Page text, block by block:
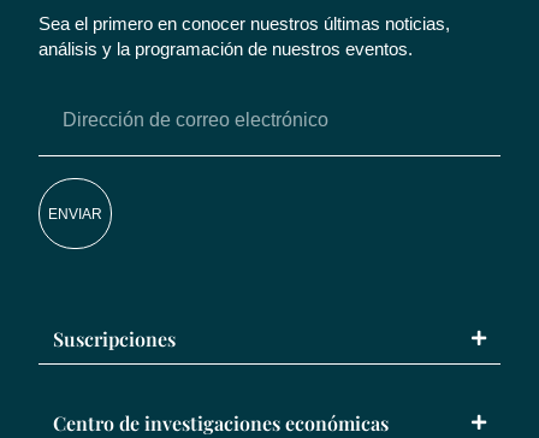
Sea el primero en conocer nuestros últimas noticias,
análisis y la programación de nuestros eventos.
ENVIAR
Suscripciones
Centro de investigaciones económicas